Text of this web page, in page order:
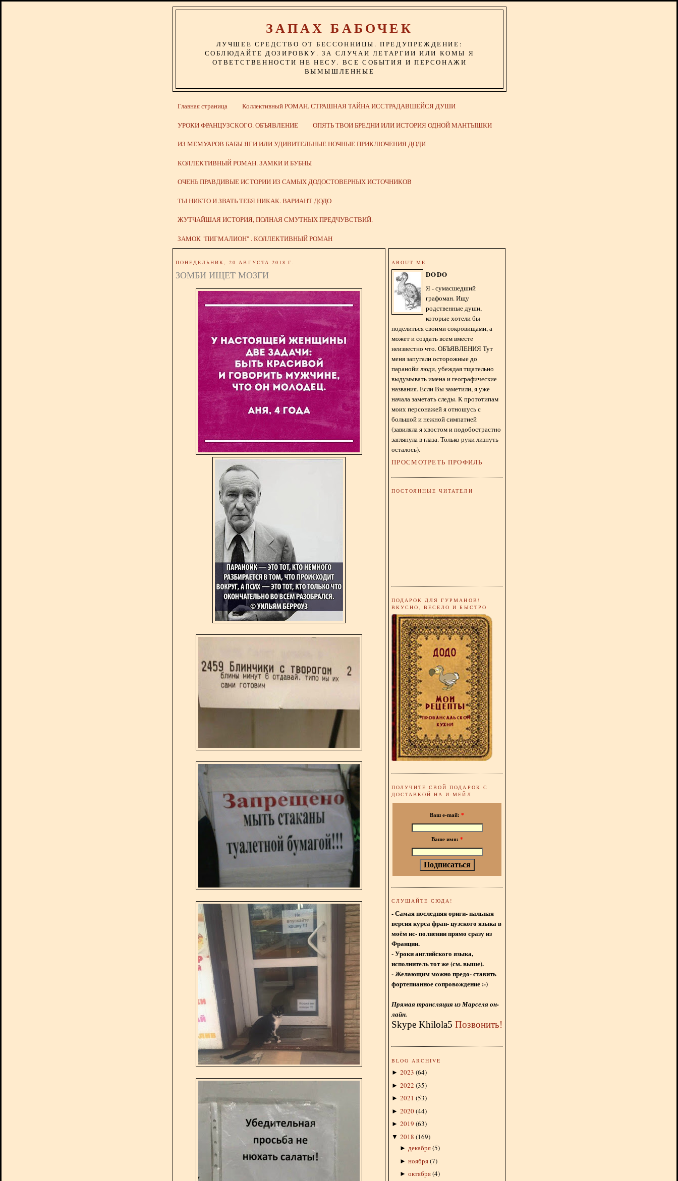
ЗАПАХ БАБОЧЕК
ЛУЧШЕЕ СРЕДСТВО ОТ БЕССОННИЦЫ. ПРЕДУПРЕЖДЕНИЕ:
СОБЛЮДАЙТЕ ДОЗИРОВКУ. ЗА СЛУЧАИ ЛЕТАРГИИ ИЛИ КОМЫ Я
ОТВЕТСТВЕННОСТИ НЕ НЕСУ. ВСЕ СОБЫТИЯ И ПЕРСОНАЖИ
ВЫМЫШЛЕННЫЕ
Главная страница Коллективный РОМАН. СТРАШНАЯ ТАЙНА ИССТРАДАВШЕЙСЯ ДУШИ
УРОКИ ФРАНЦУЗСКОГО. ОБЪЯВЛЕНИЕ ОПЯТЬ ТВОИ БРЕДНИ ИЛИ ИСТОРИЯ ОДНОЙ МАНТЫШКИ
ИЗ МЕМУАРОВ БАБЫ ЯГИ ИЛИ УДИВИТЕЛЬНЫЕ НОЧНЫЕ ПРИКЛЮЧЕНИЯ ДОДИ
КОЛЛЕКТИВНЫЙ РОМАН. ЗАМКИ И БУБНЫ
ОЧЕНЬ ПРАВДИВЫЕ ИСТОРИИ ИЗ САМЫХ ДОДОСТОВЕРНЫХ ИСТОЧНИКОВ
ТЫ НИКТО И ЗВАТЬ ТЕБЯ НИКАК. ВАРИАНТ ДОДО
ЖУТЧАЙШАЯ ИСТОРИЯ, ПОЛНАЯ СМУТНЫХ ПРЕДЧУВСТВИЙ.
ЗАМОК "ПИГМАЛИОН" . КОЛЛЕКТИВНЫЙ РОМАН
ПОНЕДЕЛЬНИК, 20 АВГУСТА 2018 Г.
ЗОМБИ ИЩЕТ МОЗГИ
ABOUT ME
DODO
Я - сумасшедший
графоман. Ищу
родственные души,
которые хотели бы
поделиться своими сокровищами, а
может и создать всем вместе
неизвестно что. ОБЪЯВЛЕНИЯ Тут
меня запугали осторожные до
паранойи люди, убеждая тщательно
выдумывать имена и географические
названия. Если Вы заметили, я уже
начала заметать следы. К прототипам
моих персонажей я отношусь с
большой и нежной симпатией
(завиляла я хвостом и подобострастно
заглянула в глаза. Только руки лизнуть
осталось).
ПРОСМОТРЕТЬ ПРОФИЛЬ
ПОСТОЯННЫЕ ЧИТАТЕЛИ
ПОДАРОК ДЛЯ ГУРМАНОВ!
ВКУСНО, ВЕСЕЛО И БЫСТРО
ПОЛУЧИТЕ СВОЙ ПОДАРОК С
ДОСТАВКОЙ НА И-МЕЙЛ
Ваш e-mail: *
Ваше имя: *
СЛУШАЙТЕ СЮДА!
- Самая последняя ориги- нальная
версия курса фран- цузского языка в
моём ис- полнении прямо сразу из
Франции.
- Уроки английского языка,
исполнитель тот же (см. выше).
- Желающим можно предо- ставить
фортепианное сопровождение :-)
Прямая трансляция из Марселя он-
лайн.
Skype Khilola5 Позвонить!
BLOG ARCHIVE
► 2023 (64)
► 2022 (35)
► 2021 (53)
► 2020(44)
► 2019 (63)
▼ 2018 (169)
► декабря(5)
► ноября(7)
► октября(4)